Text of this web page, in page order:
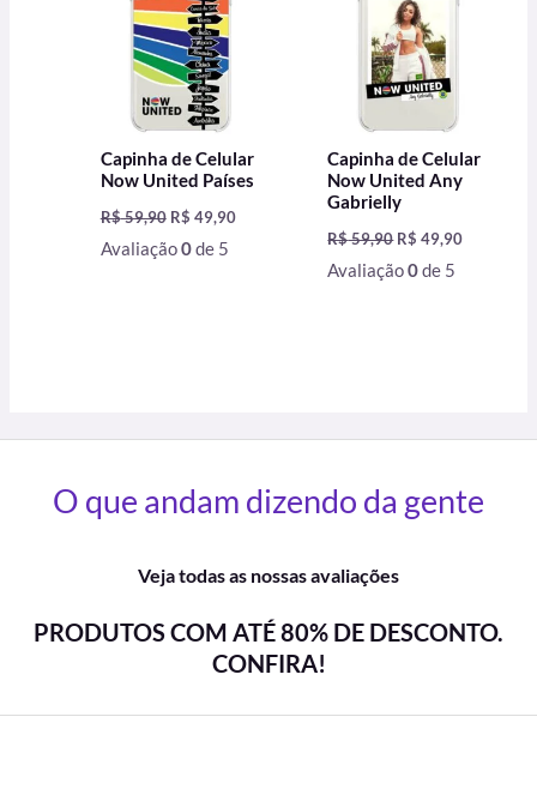
Capinha de Celular
Now United Países
R$59,90 R$ 49,90
Avaliação0de 5
Capinha de Celular
Now United Any
Gabrielly
R$59,90 R$ 49,90
Avaliação0de 5
O que andam dizendo da gente
Veja todas as nossas avaliações
PRODUTOS COM ATÉ 80% DE DESCONTO.
CONFIRA!